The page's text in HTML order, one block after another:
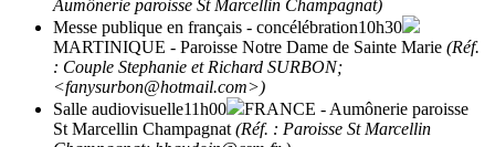
Aumônerie paroisse St Marcellin Champagnat)
Messe publique en français - concélébration10h30
MARTINIQUE - Paroisse Notre Dame de Sainte Marie (Réf.
: Couple Stephanie et Richard SURBON;
<fanysurbon@hotmail.com>)
Salle audiovisuelle11h00 FRANCE - Aumônerie paroisse
St Marcellin Champagnat (Réf. : Paroisse St Marcellin